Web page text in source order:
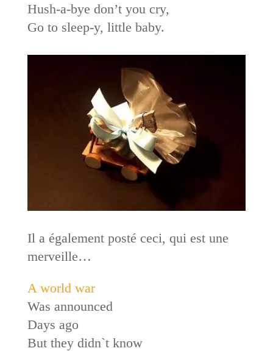
Hush-a-bye don’t you cry,
Go to sleep-y, little baby.
Il a également posté ceci, qui est une
merveille…
A world war
Was announced
Days ago
But they didn`t know